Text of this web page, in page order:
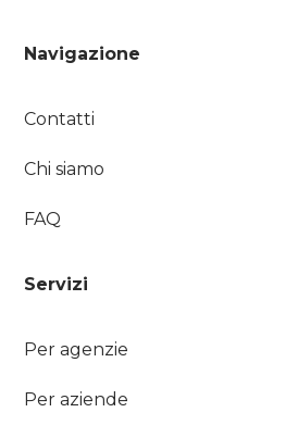
Navigazione
Contatti
Chi siamo
FAQ
Servizi
Per agenzie
Per aziende